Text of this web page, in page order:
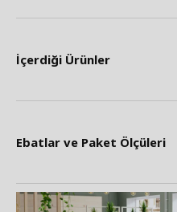
İçerdiği Ürünler
Ebatlar ve Paket Ölçüleri